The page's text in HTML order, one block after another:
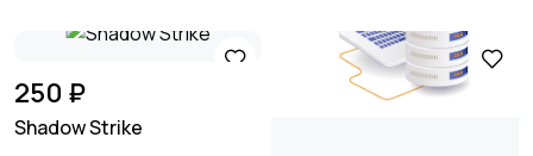
250 ₽
Shadow Strike